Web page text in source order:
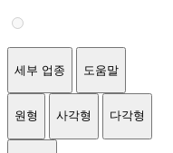
세부 업종 도움말
원형 사각형 다각형